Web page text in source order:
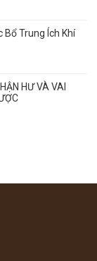
Bổ Trung Ích Khí
HƯ VÀ VAI